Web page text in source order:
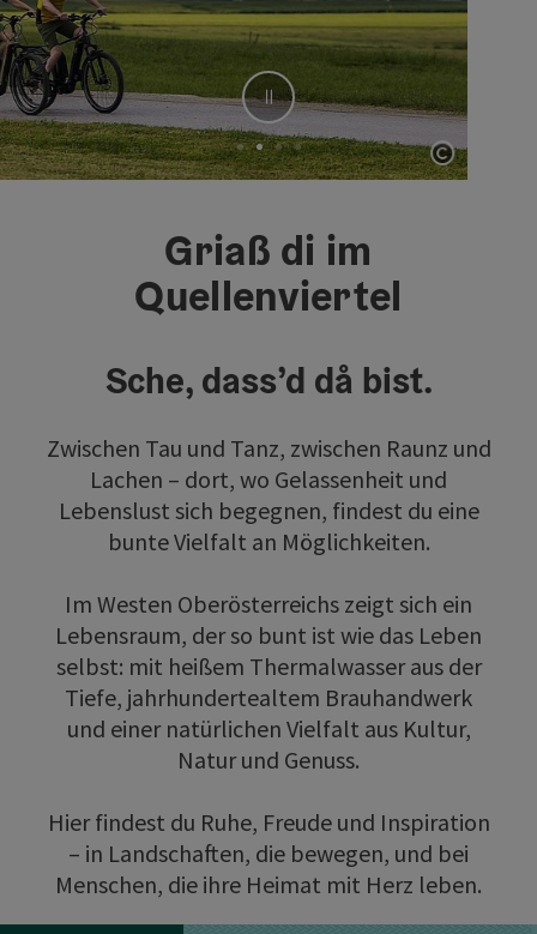
Stop
Griaß di im
Quellenviertel
Sche, dass’d då bist.
Zwischen Tau und Tanz, zwischen Raunz und
Lachen – dort, wo Gelassenheit und
Lebenslust sich begegnen, findest du eine
bunte Vielfalt an Möglichkeiten.
Im Westen Oberösterreichs zeigt sich ein
Lebensraum, der so bunt ist wie das Leben
selbst: mit heißem Thermalwasser aus der
Tiefe, jahrhundertealtem Brauhandwerk
und einer natürlichen Vielfalt aus Kultur,
Natur und Genuss.
Hier findest du Ruhe, Freude und Inspiration
– in Landschaften, die bewegen, und bei
Menschen, die ihre Heimat mit Herz leben.